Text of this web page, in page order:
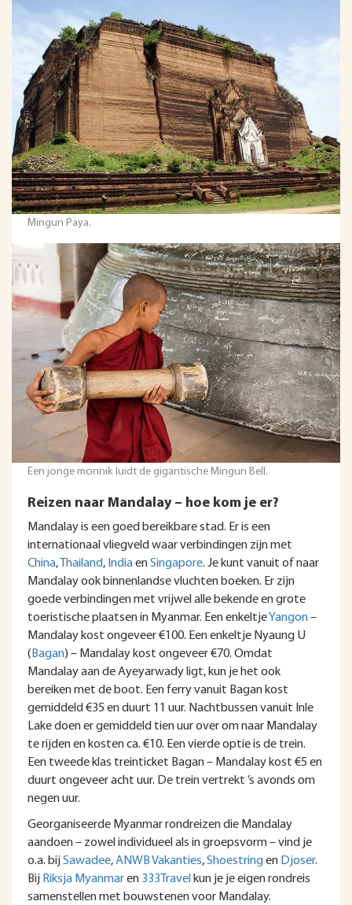
Mingun Paya.
Een jonge monnik luidt de gigantische Mingun Bell.
Reizen naar Mandalay – hoe kom je er?
Mandalay is een goed bereikbare stad. Er is een
internationaal vliegveld waar verbindingen zijn met
China, Thailand, IndiaenSingapore. Je kunt vanuit of naar
Mandalay ook binnenlandse vluchten boeken. Er zijn
goede verbindingen met vrijwel alle bekende en grote
toeristische plaatsen in Myanmar. Een enkeltjeYangon–
Mandalay kost ongeveer €100. Een enkeltje Nyaung U
(Bagan) – Mandalay kost ongeveer €70. Omdat
Mandalay aan de Ayeyarwady ligt, kun je het ook
bereiken met de boot. Een ferry vanuit Bagan kost
gemiddeld €35 en duurt 11 uur. Nachtbussen vanuit Inle
Lake doen er gemiddeld tien uur over om naar Mandalay
te rijden en kosten ca. €10. Een vierde optie is de trein.
Een tweede klas treinticket Bagan – Mandalay kost €5 en
duurt ongeveer acht uur. De trein vertrekt ’s avonds om
negen uur.
Georganiseerde Myanmar rondreizen die Mandalay
aandoen – zowel individueel als in groepsvorm – vind je
o.a. bijSawadee,ANWB Vakanties,Shoestringen Djoser.
Bij Riksja Myanmaren 333Travelkun je je eigen rondreis
samenstellen met bouwstenen voor Mandalay.